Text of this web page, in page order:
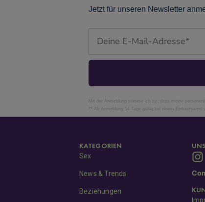
Jetzt für unseren Newsletter
Mit der Anmeldung stimme ich zu, dass meine
** Ab Anmeldung 14 Tage gültig bei einem Einkaufswert
KATEGORIEN
Sex
News & Trends
Beziehungen